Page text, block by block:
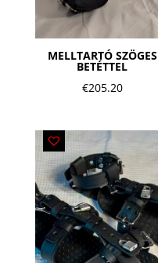
MELLTARTÓ SZÖGES
BETÉTTEL
€205.20